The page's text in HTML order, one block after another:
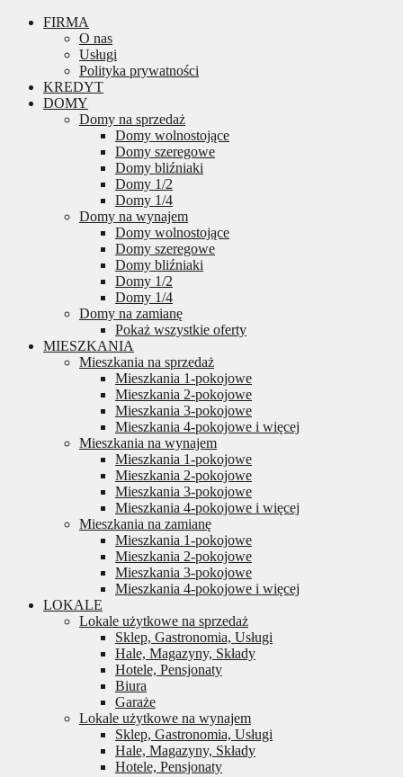
FIRMA
O nas
Usługi
Polityka prywatności
KREDYT
DOMY
Domy na sprzedaż
Domy wolnostojące
Domy szeregowe
Domy bliźniaki
Domy 1/2
Domy 1/4
Domy na wynajem
Domy wolnostojące
Domy szeregowe
Domy bliźniaki
Domy 1/2
Domy 1/4
Domy na zamianę
Pokaż wszystkie oferty
MIESZKANIA
Mieszkania na sprzedaż
Mieszkania 1-pokojowe
Mieszkania 2-pokojowe
Mieszkania 3-pokojowe
Mieszkania 4-pokojowe i więcej
Mieszkania na wynajem
Mieszkania 1-pokojowe
Mieszkania 2-pokojowe
Mieszkania 3-pokojowe
Mieszkania 4-pokojowe i więcej
Mieszkania na zamianę
Mieszkania 1-pokojowe
Mieszkania 2-pokojowe
Mieszkania 3-pokojowe
Mieszkania 4-pokojowe i więcej
LOKALE
Lokale użytkowe na sprzedaż
Sklep, Gastronomia, Usługi
Hale, Magazyny, Składy
Hotele, Pensjonaty
Biura
Garaże
Lokale użytkowe na wynajem
Sklep, Gastronomia, Usługi
Hale, Magazyny, Składy
Hotele, Pensjonaty